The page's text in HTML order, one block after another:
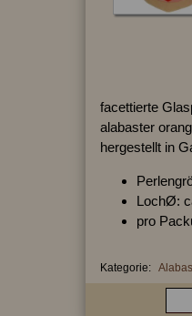
facettierte
alabaster
hergestellt in
LochØ:
pro
Kategorie: